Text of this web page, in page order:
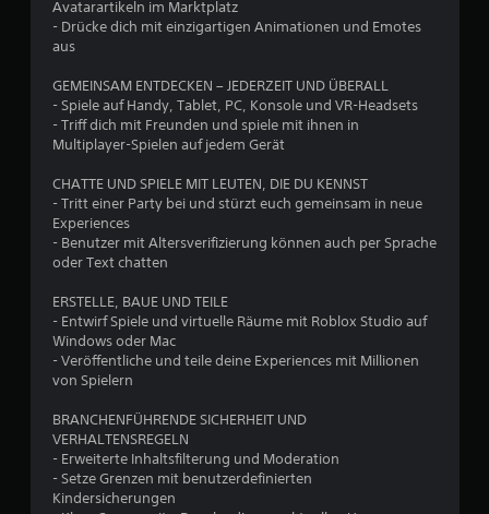
e
a
5
Avatarartikeln im Marktplatz
- Drücke dich mit einzigartigen Animationen und Emotes
aus
GEMEINSAM ENTDECKEN – JEDERZEIT UND ÜBERALL
- Spiele auf Handy, Tablet, PC, Konsole und VR-Headsets
- Triff dich mit Freunden und spiele mit ihnen in
Multiplayer-Spielen auf jedem Gerät
CHATTE UND SPIELE MIT LEUTEN, DIE DU KENNST
- Tritt einer Party bei und stürzt euch gemeinsam in neue
Experiences
- Benutzer mit Altersverifizierung können auch per Sprache
oder Text chatten
ERSTELLE, BAUE UND TEILE
- Entwirf Spiele und virtuelle Räume mit Roblox Studio auf
Windows oder Mac
- Veröffentliche und teile deine Experiences mit Millionen
von Spielern
BRANCHENFÜHRENDE SICHERHEIT UND
VERHALTENSREGELN
- Erweiterte Inhaltsfilterung und Moderation
- Setze Grenzen mit benutzerdefinierten
Kindersicherungen